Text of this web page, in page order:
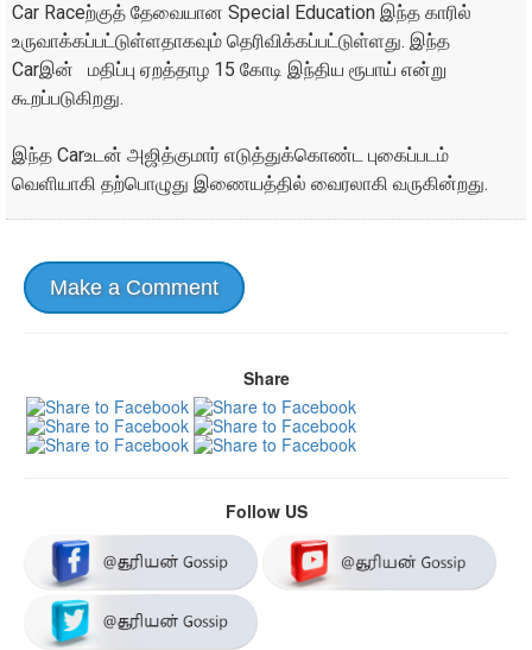
Car Raceற்குத் தேவையான Special Education இந்த காரில்
உருவாக்கப்பட்டுள்ளதாகவும் தெரிவிக்கப்பட்டுள்ளது. இந்த
Carஇன் மதிப்பு ஏறத்தாழ 15 கோடி இந்திய ரூபாய் என்று
கூறப்படுகிறது.
இந்த Carஉடன் அஜித்குமார் எடுத்துக்கொண்ட புகைப்படம்
வெளியாகி தற்பொழுது இணையத்தில் வைரலாகி வருகின்றது.
Make a Comment
Share
Follow US